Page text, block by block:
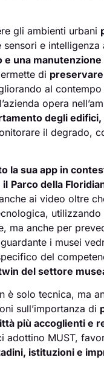
gli ambienti urbani
e
una
di
al
opera
degli edifici,
il degrado,
la sua app in
il Parco della
ai video oltre
ma anche per
i musei
del
del settore
è solo tecnica, ma
sull’importanza di
più accoglienti e
adottino MUST,
istituzioni e